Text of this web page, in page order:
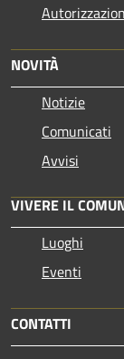
NOVITÀ
Notizie
Comunicati
Avvisi
VIVERE IL
Luoghi
Eventi
CONTATTI